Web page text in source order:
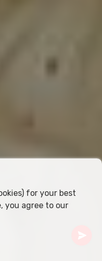
for your best
you agree to our